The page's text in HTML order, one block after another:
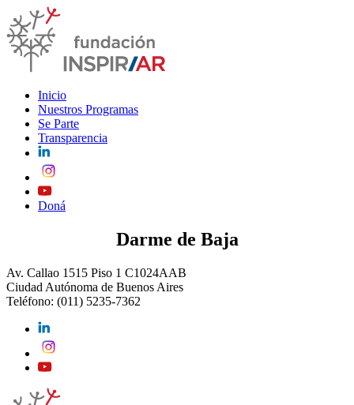
Inicio
Nuestros Programas
Se Parte
Transparencia
Doná
Darme de Baja
Av. Callao 1515 Piso 1 C1024AAB
Ciudad Autónoma de Buenos Aires
Teléfono: (011) 5235-7362